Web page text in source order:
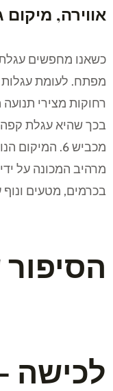
אווירה, מיקום
כשאנו מחפשים
מפתח. לעומת
רחוקות מצירי תנועה
מכביש 6.
מרהיב המכונה על
בכרמים, מטעים ונוף
לכישה